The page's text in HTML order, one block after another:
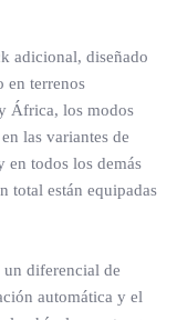
adicional, diseñado
en terrenos
África, los modos
las variantes de
en todos los demás
total están equipadas
diferencial de
automática y el